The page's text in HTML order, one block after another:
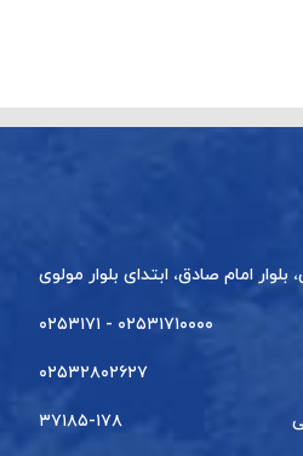
بلوار امام صادق، ابتدای بلوار مولوی
۰۲۵۳۱۷۱۰۰۰۰ - ۰۲۵۳۱۷۱
۰۲۵۳۲۸۰۲۶۲۷
۳۷۱۸۵-۱۷۸